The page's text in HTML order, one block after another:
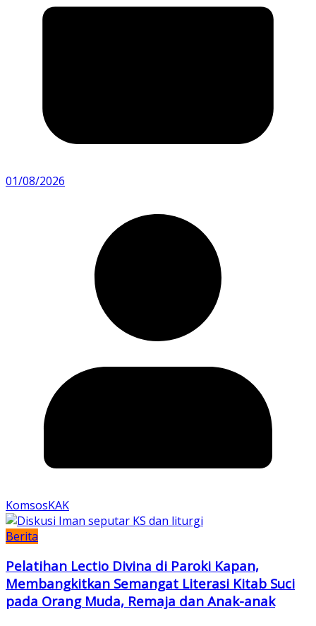
01/08/2026
KomsosKAK
Berita
Pelatihan Lectio Divina di Paroki Kapan,
Membangkitkan Semangat Literasi Kitab Suci
pada Orang Muda, Remaja dan Anak-anak